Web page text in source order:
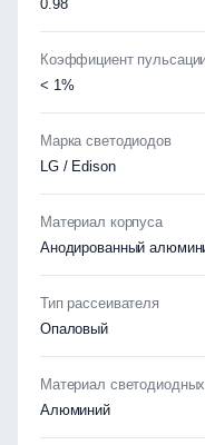
0.98
Коэффициент
< 1%
Марка светодиодов
LG / Edison
Материал корпуса
Анодированный
Тип рассеивателя
Опаловый
Материал
Алюминий